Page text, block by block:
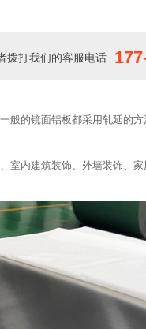
拨打我们的客服电话
般的镜面铝板都采用轧延的
内建筑装饰、外墙装饰、家